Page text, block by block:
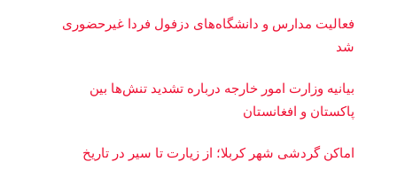
فعالیت مدارس و دانشگاه‌های دزفول فردا غیرحضوری
شد
بیانیه وزارت امور خارجه درباره تشدید تنش‌ها بین
پاکستان و افغانستان
اماکن گردشی شهر کربلا؛ از زیارت تا سیر در تاریخ